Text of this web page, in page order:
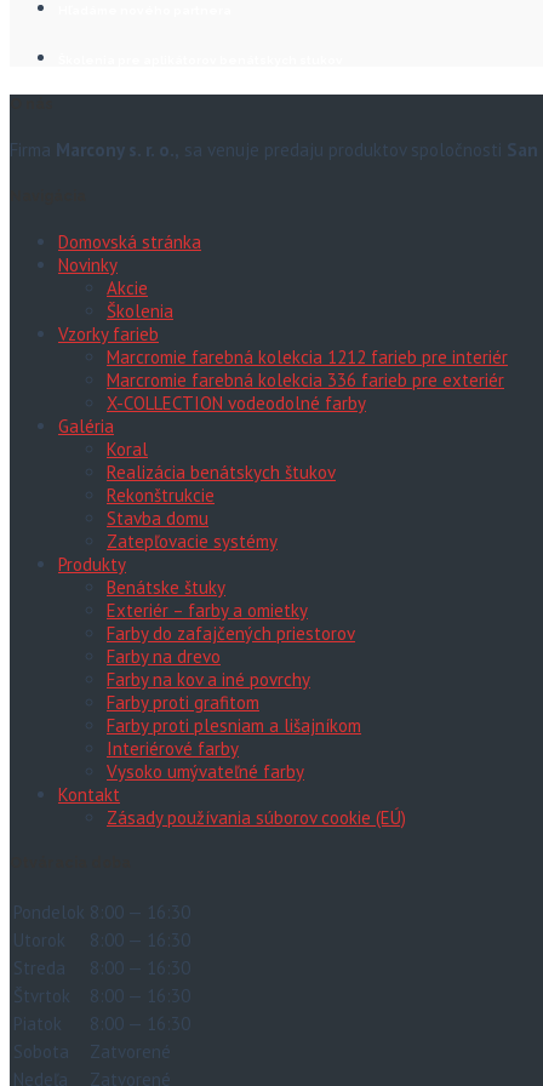
Firma Marcony s. r. o., sa venuje predaju produktov spoločnosti San
Domovská stránka
Novinky
Akcie
Školenia
Vzorky farieb
Marcromie farebná kolekcia 1212 farieb pre interiér
Marcromie farebná kolekcia 336 farieb pre exteriér
X-COLLECTION vodeodolné farby
Galéria
Koral
Realizácia benátskych štukov
Rekonštrukcie
Stavba domu
Zatepľovacie systémy
Produkty
Benátske štuky
Exteriér – farby a omietky
Farby do zafajčených priestorov
Farby na drevo
Farby na kov a iné povrchy
Farby proti grafitom
Farby proti plesniam a lišajníkom
Interiérové farby
Vysoko umývateľné farby
Kontakt
Zásady používania súborov cookie (EÚ)
Pondelok 8:00 — 16:30
Utorok
8:00 — 16:30
Streda
8:00 — 16:30
Štvrtok
8:00 — 16:30
Piatok
8:00 — 16:30
Sobota
Zatvorené
Nedeľa
Zatvorené